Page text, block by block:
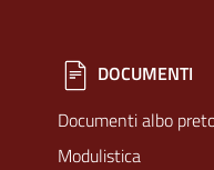
DOCUMENTI
Documenti albo
Modulistica